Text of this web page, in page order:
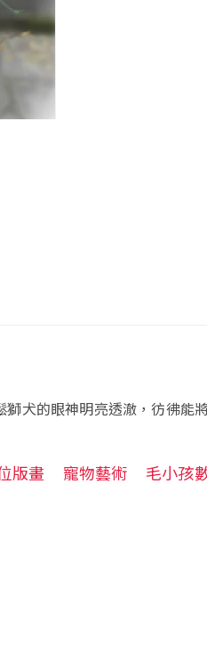
犬的眼神明亮透澈，彷彿能
版畫 寵物藝術
毛小孩